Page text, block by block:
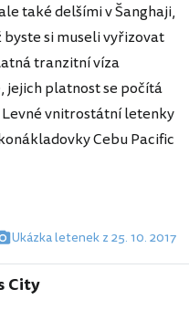
také delšími v Šanghaji,
si museli vyřizovat
tranzitní víza
jejich platnost se počítá
vnitrostátní letenky
Cebu Pacific
Ukázka letenek z 25. 10. 2017
City